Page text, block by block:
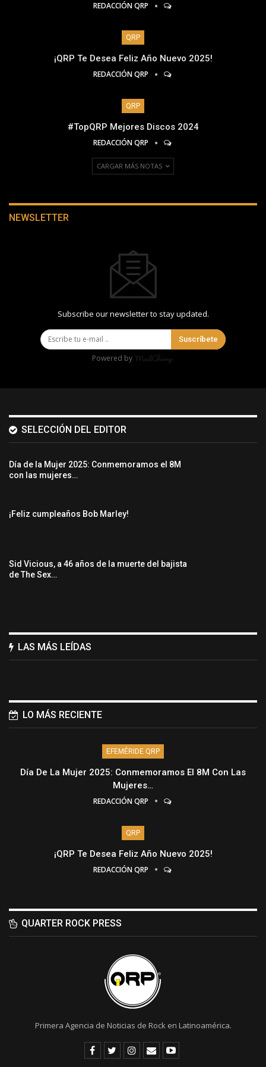
REDACCIÓN QRP
QRP
¡QRP Te Desea Feliz Año Nuevo 2025!
REDACCIÓN QRP
QRP
#TopQRP Mejores Discos 2024
REDACCIÓN QRP
CARGAR MÁS NOTAS
NEWSLETTER
Subscribe our newsletter to stay updated.
Suscríbete
Powered by
SELECCIÓN DEL EDITOR
Día de la Mujer 2025: Conmemoramos el 8M
con las mujeres…
¡Feliz cumpleaños Bob Marley!
Sid Vicious, a 46 años de la muerte del bajista
de The Sex…
LAS MÁS LEÍDAS
LO MÁS RECIENTE
EFEMÉRIDE QRP
Día De La Mujer 2025: Conmemoramos El 8M Con Las
Mujeres…
REDACCIÓN QRP
QRP
¡QRP Te Desea Feliz Año Nuevo 2025!
REDACCIÓN QRP
QUARTER ROCK PRESS
Primera Agencia de Noticias de Rock en Latinoamérica.